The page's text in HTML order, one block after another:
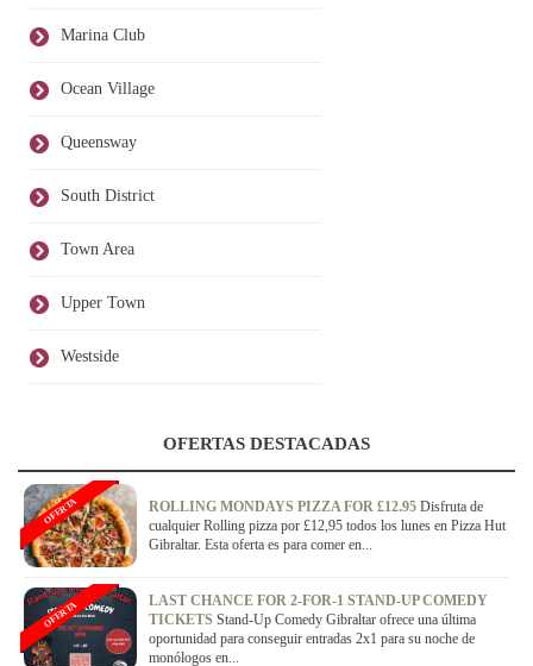
Marina Club
Ocean Village
Queensway
South District
Town Area
Upper Town
Westside
OFERTAS DESTACADAS
ROLLING MONDAYS PIZZA FOR £12.95 Disfruta de
cualquier Rolling pizza por £12,95 todos los lunes en Pizza Hut
Gibraltar. Esta oferta es para comer en...
OFERTA
LAST CHANCE FOR 2-FOR-1 STAND-UP COMEDY
TICKETS Stand-Up Comedy Gibraltar ofrece una última
oportunidad para conseguir entradas 2x1 para su noche de
monólogos en...
OFERTA